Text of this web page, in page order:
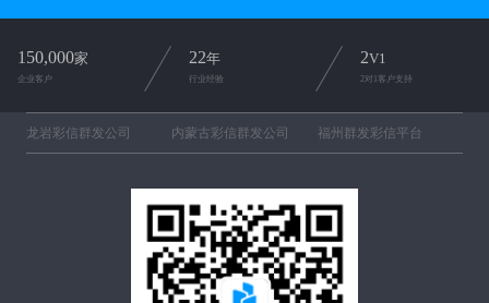
150,000家
企业客户
22年
行业经验
2V1
2对1客户支持
龙岩彩信群发公司 内蒙古彩信群发公司 福州群发彩信平台